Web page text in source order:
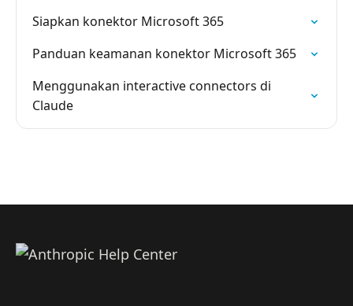
Siapkan konektor Microsoft 365
Panduan keamanan konektor Microsoft 365
Menggunakan interactive connectors di
Claude